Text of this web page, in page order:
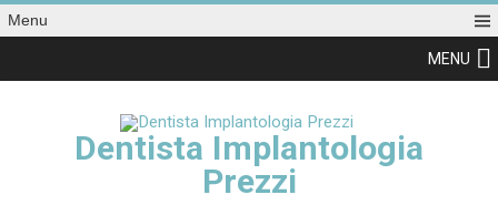
Menu
MENU
Dentista Implantologia
Prezzi